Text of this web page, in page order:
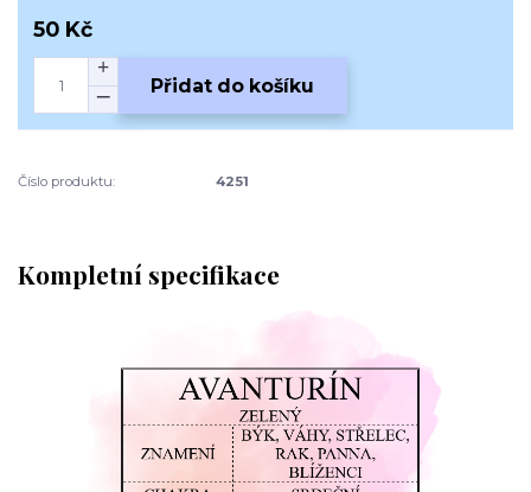
50 Kč
Přidat do košíku
Číslo produktu: 4251
Kompletní specifikace